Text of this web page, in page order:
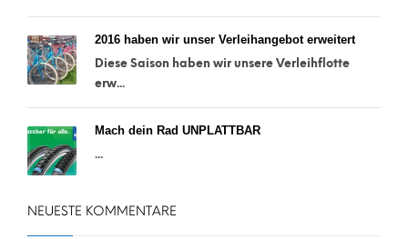
2016 haben wir unser Verleihangebot erweitert
Diese Saison haben wir unsere Verleihflotte
erw...
Mach dein Rad UNPLATTBAR
...
NEUESTE KOMMENTARE